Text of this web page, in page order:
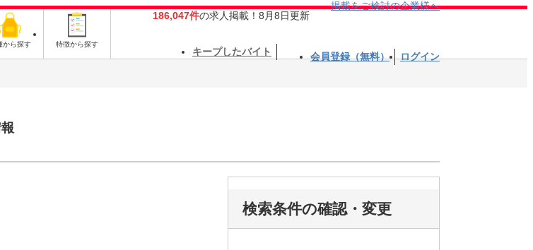
から探す 特徴から探す
186,047件の求人掲載！8月8日更新
掲載をご検討の企業様へ
キープしたバイト 会員登録（無料） ログイン
検索条件の確認・変更